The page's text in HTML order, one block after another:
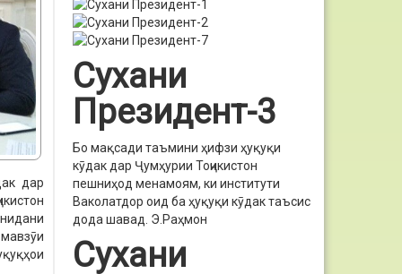
дар
Сухани
Президент-3
Бо мақсади таъмини ҳифзи ҳуқуқи
кӯдак дар Ҷумҳурии Тоҷикистон
пешниҳод менамоям, ки институти
Ваколатдор оид ба ҳуқуқи кӯдак таъсис
дода шавад. Э.Раҳмон
Сухани